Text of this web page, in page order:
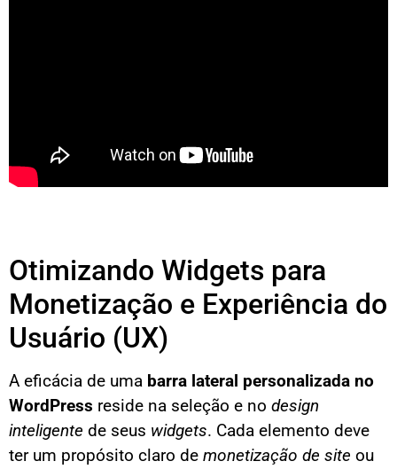
Otimizando Widgets para
Monetização e Experiência do
Usuário (UX)
A eficácia de uma barra lateral personalizada no
WordPress reside na seleção e no design
inteligente de seus widgets. Cada elemento deve
ter um propósito claro de monetização de site ou